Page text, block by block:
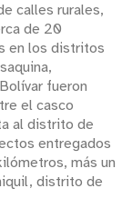
calles rurales,
de 20
en los distritos
fueron
el casco
al distrito de
entregados
más un
distrito de